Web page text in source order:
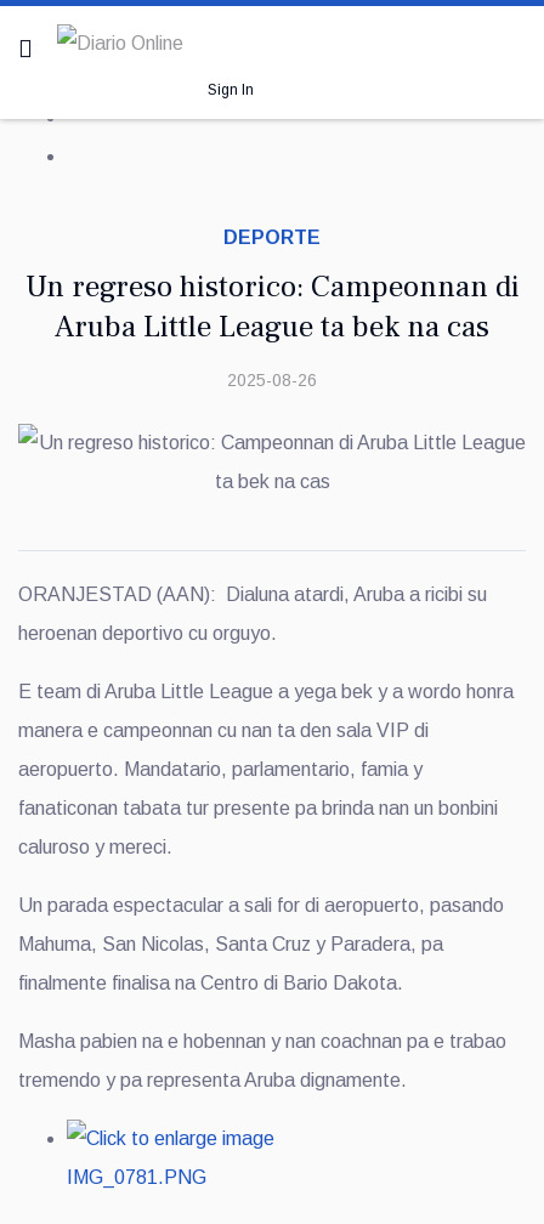
Sign In
DEPORTE
Un regreso historico: Campeonnan di
Aruba Little League ta bek na cas
2025-08-26
ORANJESTAD (AAN): Dialuna atardi, Aruba a ricibi su
heroenan deportivo cu orguyo.
E team di Aruba Little League a yega bek y a wordo honra
manera e campeonnan cu nan ta den sala VIP di
aeropuerto. Mandatario, parlamentario, famia y
fanaticonan tabata tur presente pa brinda nan un bonbini
caluroso y mereci.
Un parada espectacular a sali for di aeropuerto, pasando
Mahuma, San Nicolas, Santa Cruz y Paradera, pa
finalmente finalisa na Centro di Bario Dakota.
Masha pabien na e hobennan y nan coachnan pa e trabao
tremendo y pa representa Aruba dignamente.